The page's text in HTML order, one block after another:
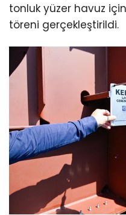
tonluk yüzer havuz
töreni gerçekleştirildi.